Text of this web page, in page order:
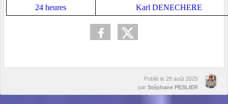
24 heures
Karl DENECHERE
Publié le 28 août 2025
par Stéphane PESLIER